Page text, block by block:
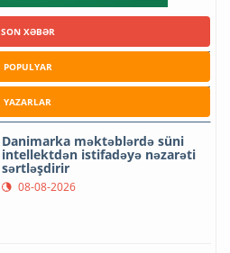
SON XƏBƏR
POPULYAR
YAZARLAR
Danimarka məktəblərdə süni
intellektdən istifadəyə nəzarəti
sərtləşdirir
08-08-2026